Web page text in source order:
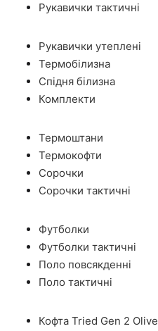
Рукавички тактичні
Рукавички утеплені
Термобілизна
Спідня білизна
Комплекти
Термоштани
Термокофти
Сорочки
Сорочки тактичні
Футболки
Футболки тактичні
Поло повсякденні
Поло тактичні
Кофта Tried Gen 2 Olive